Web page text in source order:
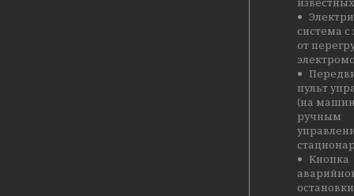
система
от
пульт
(на
ручным
Кнопка